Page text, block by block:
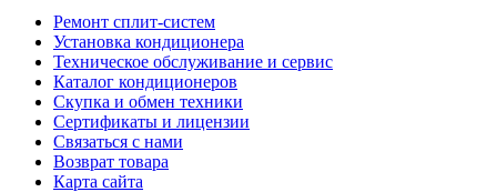
Ремонт сплит-систем
Установка кондиционера
Техническое обслуживание и сервис
Каталог кондиционеров
Скупка и обмен техники
Сертификаты и лицензии
Связаться с нами
Возврат товара
Карта сайта